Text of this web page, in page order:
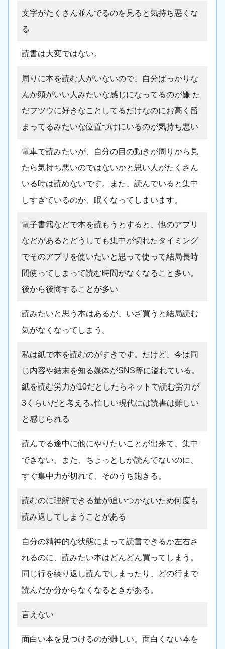
文字がたくさん並んでるのを見ると気持ち悪くな
る
読書は大変ではない。
周りに本を読む人がいないので、自分ばっかりな
んか頭がいい人みたいな感じになってるのが嫌 た
だフツウに好きなことしてるだけなのにお高く留
まってるみたいな位置づけにいるのが気持ち悪い
電車で読みたいが、自分の目の動きが周りから見
たら気持ち悪いのではないかと思い人がたくさん
いる時は読めないです。また、読んでいると集中
しすぎているのか、眠くなってしまいます。
電子書籍などで本を読もうとすると、他のアプリ
などがあるとどうしても集中が切れたタイミング
でそのアプリを使いたいと思って使って結局長時
間使ってしまって読む時間がなくなること多い。
後から後悔することが多い
読みたいと思う本はあるが、いざ買うと結局読む
気がなくなってしまう。
私は紙で本を読むのがすきです。だけど、今は同
じ内容や結末を知る媒体がSNS等に溢れている。
紙を読む労力が10だとしたらネットで読む労力が
3くらいだと考える｡忙しい現代には読書は難しい
と感じられる
読んでる途中に他にやりたいことが出来て、集中
できない。また、ちょっとしか読んでないのに、
すぐ集中力が切れて、そのうち飽きる。
読むのに理解できる量が追いつかないため何度も
読み返してしまうことがある
自分の精神的な状態によって読書できるか左右さ
れるのに、読みたい本はどんどん買ってしまう。
同じ行を繰り返し読んでしまったり、どの行まで
読んだか分からなくなるときがある。
言えない
面白い本を見つけるのが難しい。面白くない本を